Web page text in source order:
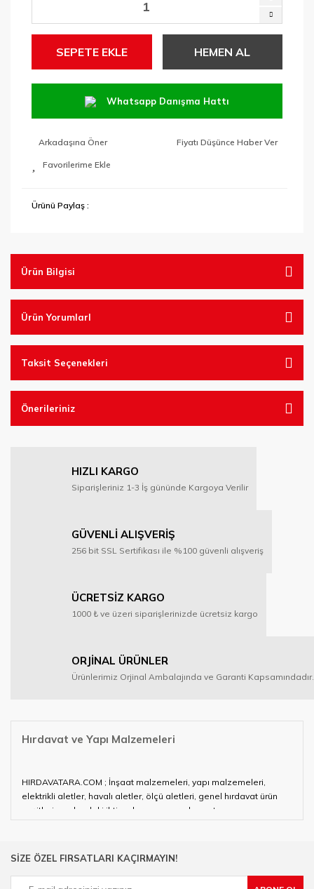
SEPETE EKLE HEMEN AL
Whatsapp Danışma Hattı
Arkadaşına Öner Fiyatı Düşünce Haber Ver
Ürünü Paylaş :
Ürün Bilgisi
Ürün YorumlarI
Taksit Seçenekleri
Önerileriniz
HIZLI KARGO
Siparişleriniz 1-3 İş gününde Kargoya Verilir
GÜVENLİ ALIŞVERİŞ
256 bit SSL Sertifikası ile %100 güvenli alışveriş
ÜCRETSİZ KARGO
1000 ₺ ve üzeri siparişlerinizde ücretsiz kargo
ORJİNAL ÜRÜNLER
Ürünlerimiz Orjinal Ambalajında ve Garanti Kapsamındadır.
Hırdavat ve Yapı Malzemeleri
HIRDAVATARA.COM ; İnşaat malzemeleri, yapı malzemeleri,
elektrikli aletler, havalı aletler, ölçü aletleri, genel hırdavat ürün
çeşitleri ve alandaki ihtiyaçlarınızın neredeyse tamamını
çalışan HIRDAVATARA.COM geniş ürün yelpazesi ile siz değerli
SİZE ÖZEL FIRSATLARI KAÇIRMAYIN!